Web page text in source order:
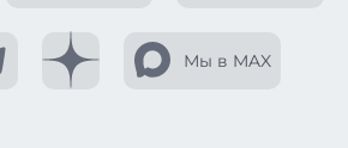
Мы в MAX